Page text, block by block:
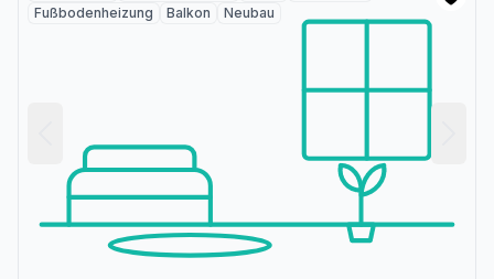
Fußbodenheizung
Balkon Neubau